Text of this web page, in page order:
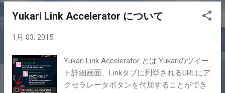
Yukari Link Accelerator について
1月 03, 2015
Yukari Link Accelerator とは Yukariのツイー
ト詳細画面、Linkタブに列挙されるURLにア
クセラレータボタンを付加することができ